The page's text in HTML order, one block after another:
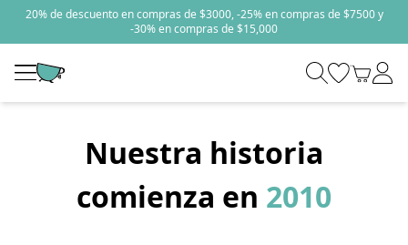
20% de descuento en compras de $3000, -25% en compras de $7500 y
-30% en compras de $15,000
Nuestra historia
comienza en 2010